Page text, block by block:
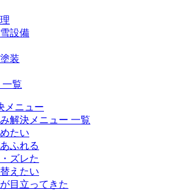
設備
装
一覧
メニュー
解決メニュー 一覧
たい
ふれる
ズレた
えたい
目立ってきた